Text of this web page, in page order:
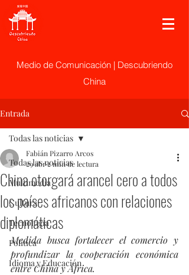
Medio de Comunicación | Descubriendo
China
Entrada
Todas las noticias
Multimedia
Cultura
Tecnología
Politica
Idioma y Educación
Todas las noticias
China otorgará arancel cero a todos
los países africanos con relaciones
diplomáticas
Fabián Pizarro Arcos
29 abr2 min de lectura
Medida busca fortalecer el comercio y
profundizar la cooperación económica
entre China y África.